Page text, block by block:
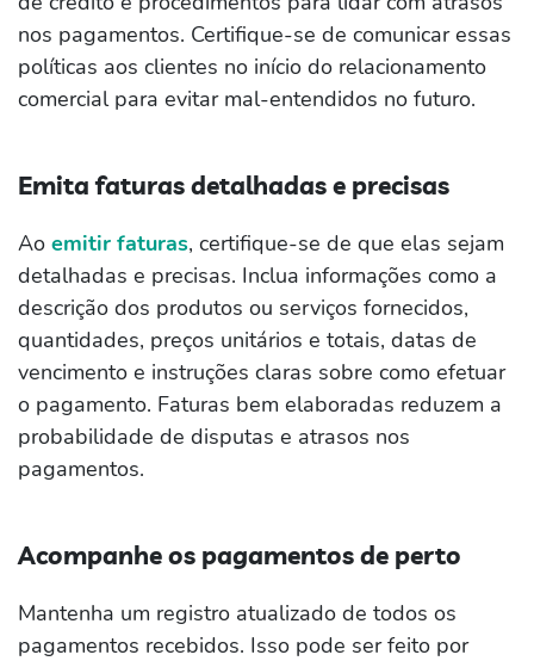
nos pagamentos. Certifique-se de comunicar essas
políticas aos clientes no início do relacionamento
comercial para evitar mal-entendidos no futuro.
Emita faturas detalhadas e precisas
Ao emitir faturas, certifique-se de que elas sejam
detalhadas e precisas. Inclua informações como a
descrição dos produtos ou serviços fornecidos,
quantidades, preços unitários e totais, datas de
vencimento e instruções claras sobre como efetuar
o pagamento. Faturas bem elaboradas reduzem a
probabilidade de disputas e atrasos nos
pagamentos.
Acompanhe os pagamentos de perto
Mantenha um registro atualizado de todos os
pagamentos recebidos. Isso pode ser feito por